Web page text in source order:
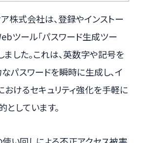
ア株式会社は、登録やインストー
ツール「パスワード生成ツー
ました。これは、英数字や記号を
パスワードを瞬時に生成し、イ
おけるセキュリティ強化を手軽に
しています。